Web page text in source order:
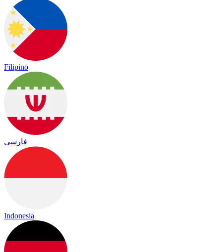
Filipino
فارسی
Indonesia